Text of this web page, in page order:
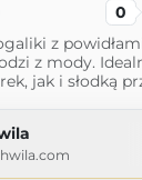
0
z
z mody.
jak i słodką